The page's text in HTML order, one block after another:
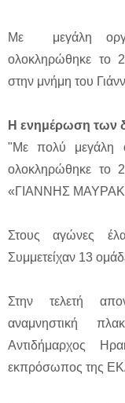
Με μεγάλη
ολοκληρώθηκε το
στην μνήμη του
Η ενημέρωση των
"Με πολύ μεγάλη
ολοκληρώθηκε το
«ΓΙΑΝΝΗΣ
Στους αγώνες
Συμμετείχαν 13
Στην τελετή
αναμνηστική
Αντιδήμαρχος
εκπρόσωπος της